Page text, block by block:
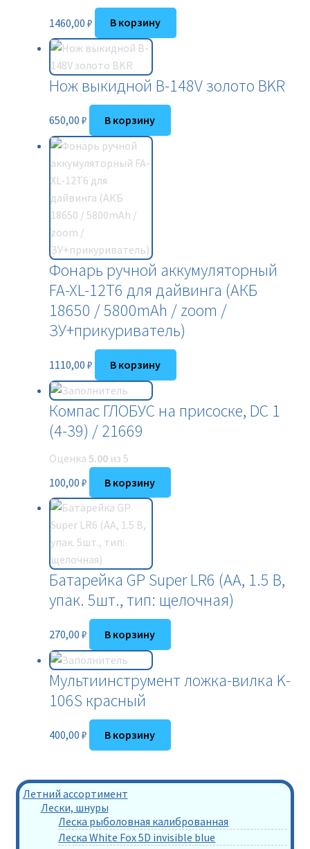
1460,00 ₽ В корзину
Нож выкидной B-148V золото BKR
650,00 ₽ В корзину
Фонарь ручной аккумуляторный
FA-XL-12T6 для дайвинга (АКБ
18650 / 5800mAh / zoom /
ЗУ+прикуриватель)
1110,00 ₽ В корзину
Компас ГЛОБУС на присоске, DC 1
(4-39) / 21669
Оценка 5.00из 5
100,00 ₽ В корзину
Батарейка GP Super LR6 (AА, 1.5 В,
упак. 5шт., тип: щелочная)
270,00 ₽ В корзину
Мультиинструмент ложка-вилка K-
106S красный
400,00 ₽ В корзину
Летний ассортимент
Лески, шнуры
Леска рыболовная калиброванная
Леска White Fox 5D invisible blue